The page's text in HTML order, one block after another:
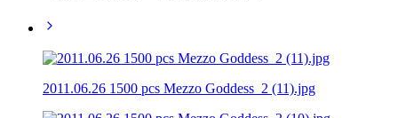
2011.06.26 1500 pcs Mezzo Goddess_2 (11).jpg